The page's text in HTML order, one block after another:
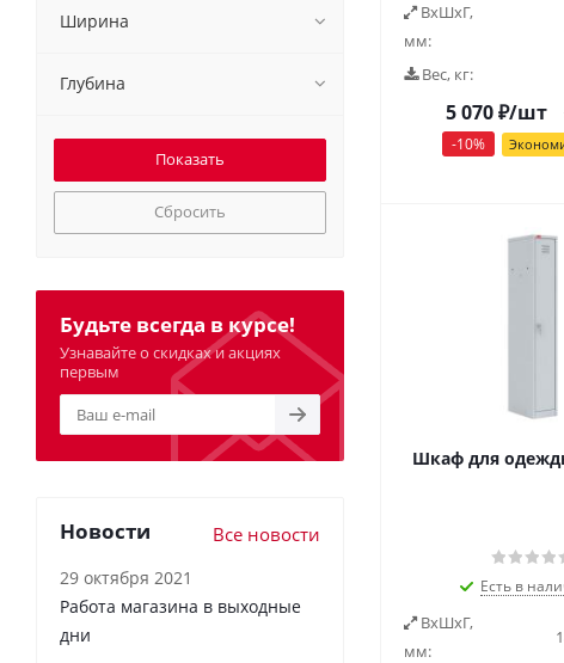
ВxШxГ,
мм:
Вес, кг:
5 070₽/шт
-10%
Шкаф для
Есть в
ВxШxГ,
мм:
Ширина
Глубина
Сбросить
Будьте всегда в курсе!
Узнавайте о скидках и акциях
первым
Новости Все новости
29 октября 2021
Работа магазина в выходные
дни